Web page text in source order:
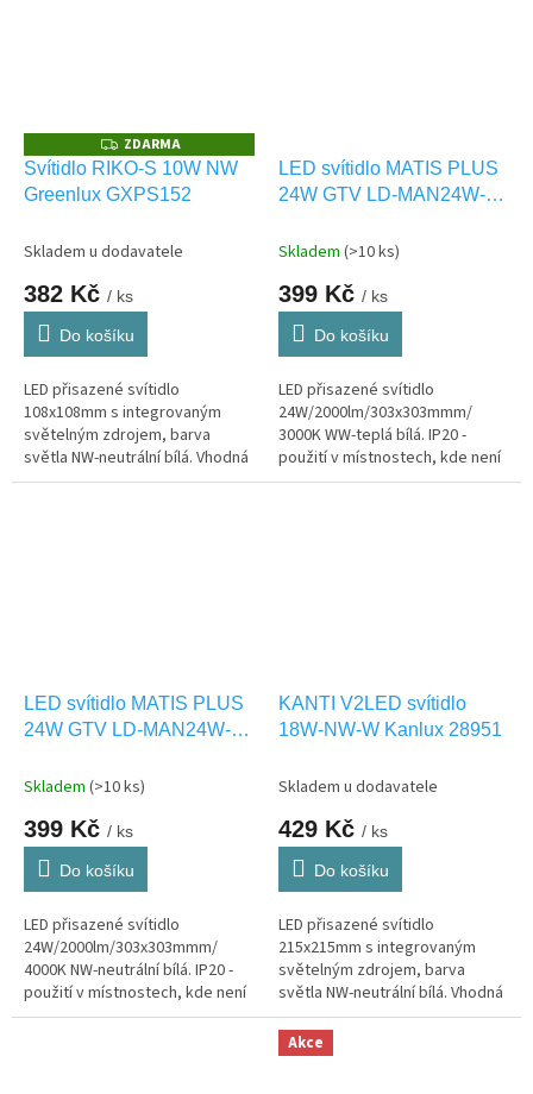
Z
D
A
R
ZDARMA
Svítidlo RIKO-S 10W NW
Greenlux GXPS152
Skladem u dodavatele
382 Kč / ks
Do košíku
LED přisazené svítidlo
108x108mm s integrovaným
světelným zdrojem, barva
světla NW-neutrální bílá. Vhodná
i pro VENKOVNÍ osvětlení IP54
LED svítidlo MATIS PLUS
24W GTV LD-MAN24W-
Skladem (>10 ks)
399 Kč / ks
Do košíku
LED přisazené svítidlo
24W/2000lm/303x303mmm/
3000K WW-teplá bílá. IP20 -
použití v místnostech, kde není
vystaveno vlhkosti.
LED svítidlo MATIS PLUS
24W GTV LD-MAN24W-
Skladem (>10 ks)
399 Kč / ks
Do košíku
LED přisazené svítidlo
24W/2000lm/303x303mmm/
4000K NW-neutrální bílá. IP20 -
použití v místnostech, kde není
vystaveno vlhkosti.
KANTI V2LED svítidlo
18W-NW-W Kanlux 28951
Skladem u dodavatele
429 Kč / ks
Do košíku
LED přisazené svítidlo
215x215mm s integrovaným
světelným zdrojem, barva
světla NW-neutrální bílá. Vhodná
pouze pro INTERIEROVÉ
osvětlení IP20
Akce